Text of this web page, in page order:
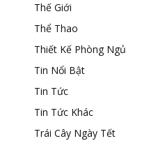
Thế Giới
Thể Thao
Thiết Kế Phòng Ngủ
Tin Nổi Bật
Tin Tức
Tin Tức Khác
Trái Cây Ngày Tết